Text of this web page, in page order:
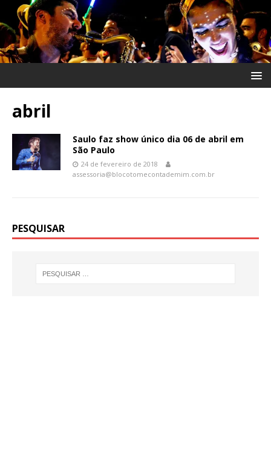
abril
Saulo faz show único dia 06 de abril em
São Paulo
24 de fevereiro de 2018
assessoria@blocotomecontademim.com.br
PESQUISAR